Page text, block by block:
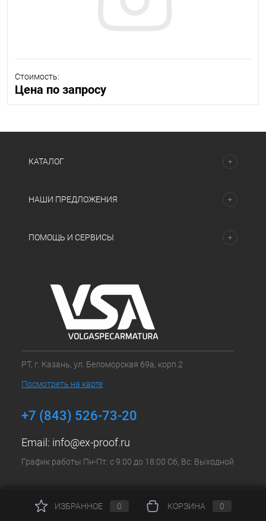
Стоимость:
Цена по запросу
КАТАЛОГ
НАШИ ПРЕДЛОЖЕНИЯ
ПОМОЩЬ И СЕРВИСЫ
РТ, г. Казань, ул. Беломорская 69а, корп.2
Посмотреть на карте
+7 (843) 526-73-20
Email: info@ex-proof.ru
График работы Пн-Пт: с 9:00 до 18:00 Сб, Вс: Выходной
ИЗБРАННОЕ 0 КОРЗИНА 0